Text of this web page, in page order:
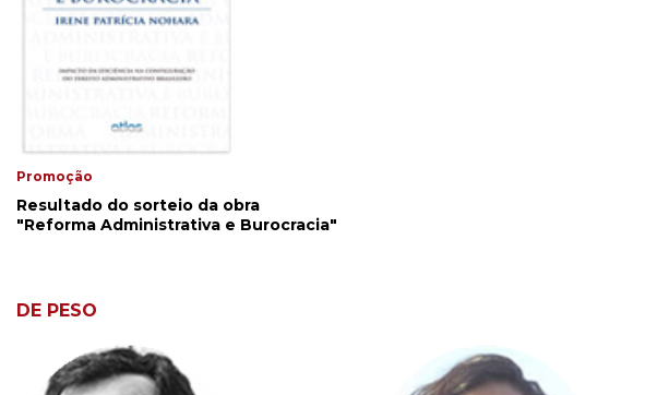
Promoção
Resultado do sorteio da obra
"Reforma Administrativa e Burocracia"
DE PESO